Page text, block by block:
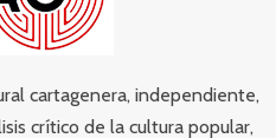
cartagenera, independiente,
crítico de la cultura popular,